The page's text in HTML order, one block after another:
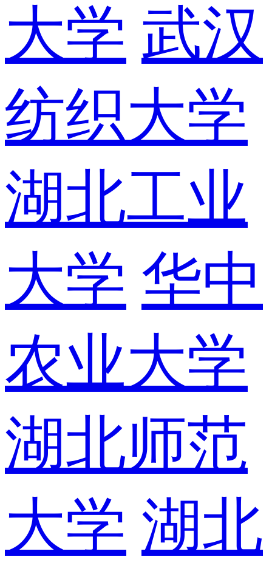
大学 武汉
纺织大学
湖北工业
大学 华中
农业大学
湖北师范
大学 湖北